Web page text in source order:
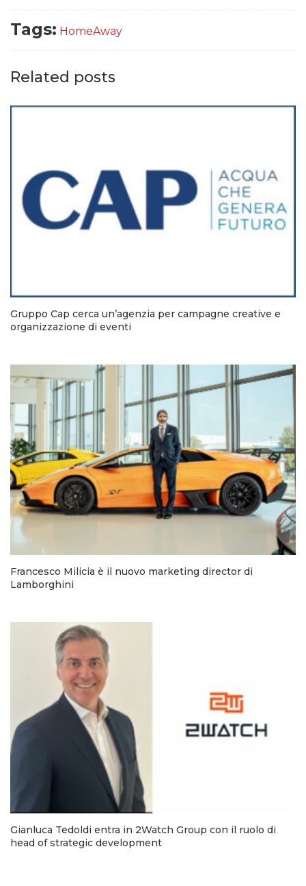
RICERCHE
TREND
CASE HISTORY
Tags: HomeAway
Related posts
Gruppo Cap cerca un’agenzia per campagne creative e
organizzazione di eventi
Francesco Milicia è il nuovo marketing director di
Lamborghini
Gianluca Tedoldi entra in 2Watch Group con il ruolo di
head of strategic development